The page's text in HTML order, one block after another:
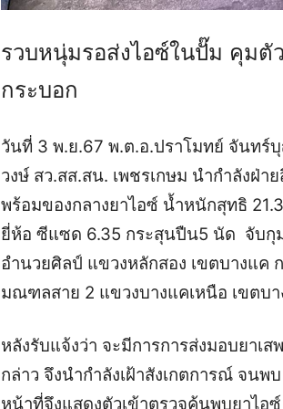
รวบหนุ่มรอส่งไอซ์ในปั๊ม คุมตั
กระบอก
วันที่ 3 พ.ย.67 พ.ต.อ.ปราโมทย์ จันทร์
วงษ์ สว.สส.สน. เพชรเกษม นำกำลังฝ่
พร้อมของกลางยาไอซ์ น้ำหนักสุทธิ
ยี่ห้อ ซีแซด 6.35 กระสุนปืน5 นัด จับกุ
อำนวยศิลป์ แขวงหลักสอง เขตบางแ
มณฑลสาย 2 แขวงบางแคเหนือ เขตบ
หลังรับแจ้งว่า จะมีการการส่งมอบยา
กล่าว จึงนำกำลังเฝ้าสังเกตการณ์ จนพ
หน้าที่จึงแสดงตัวเข้าตรวจค้นพบยาไอ